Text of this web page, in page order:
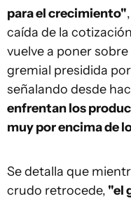
para el crecimiento"
caída de la
vuelve a poner
gremial presidida
señalando desde
enfrentan los
muy por encima de
Se detalla que
crudo retrocede, "el